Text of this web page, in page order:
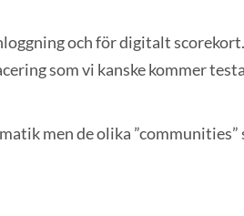
och för digitalt
som vi kanske kommer
men de olika